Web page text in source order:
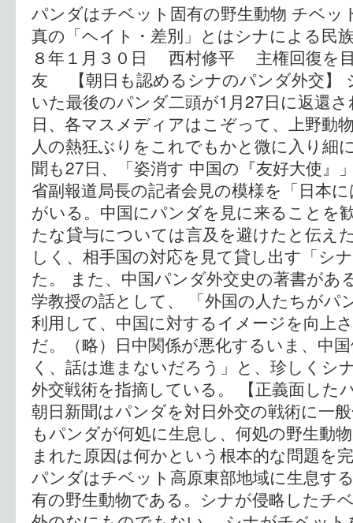
パンダはチベット固有の野生動物 チベッ
真の「ヘイト・差別」とはシナによる民
８年１月３０日 西村修平 主権回復を
友 【朝日も認めるシナのパンダ外交】
いた最後のパンダ二頭が1月27日に返還
日、各マスメディアはこぞって、上野動
人の熱狂ぶりをこれでもかと微に入り細
聞も27日、「姿消す 中国の『友好大使』
省副報道局長の記者会見の模様を「日本
がいる。中国にパンダを見に来ることを
たな貸与については言及を避けたと伝え
しく、相手国の対応を見て貸し出す「シ
た。 また、中国パンダ外交史の著書があ
学教授の話として、 「外国の人たちがパ
利用して、中国に対するイメージを向上
だ。（略）日中関係が悪化するいま、中
く、話は進まないだろう」と、珍しくシ
外交戦術を指摘している。 【正義面した
朝日新聞はパンダを対日外交の戦術に一
もパンダが何処に生息し、何処の野生動
まれた原因は何かという根本的な問題を
パンダはチベット高原東部地域に生息す
有の野生動物である。シナが侵略したチ